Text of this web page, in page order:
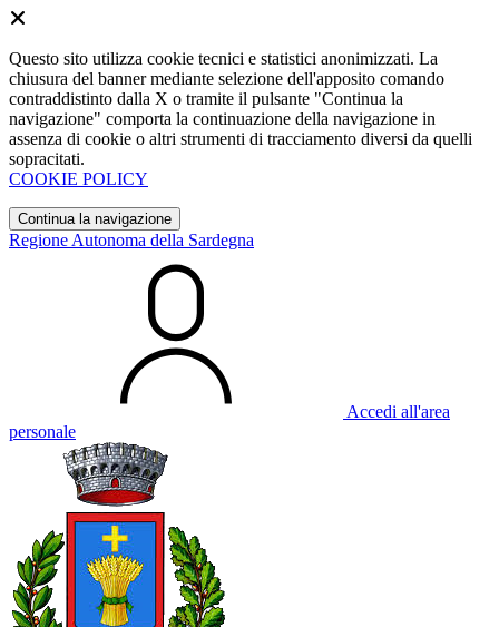
Questo sito utilizza cookie tecnici e statistici anonimizzati. La
chiusura del banner mediante selezione dell'apposito comando
contraddistinto dalla X o tramite il pulsante "Continua la
navigazione" comporta la continuazione della navigazione in
assenza di cookie o altri strumenti di tracciamento diversi da quelli
sopracitati.
COOKIE POLICY
Continua la navigazione
Regione Autonoma della Sardegna
Accedi all'area
personale